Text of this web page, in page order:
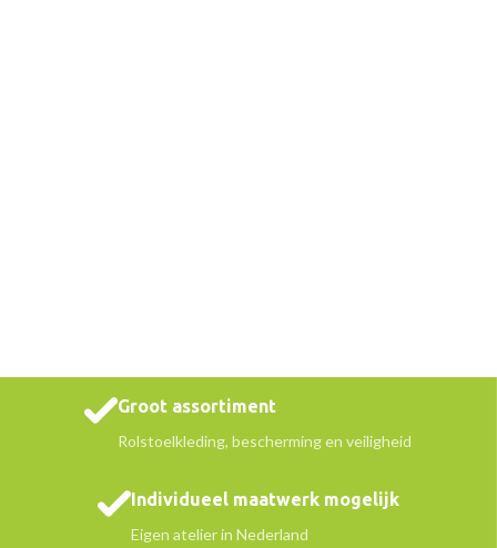
Groot assortiment
Rolstoelkleding, bescherming en veiligheid
Individueel maatwerk mogelijk
Eigen atelier in Nederland